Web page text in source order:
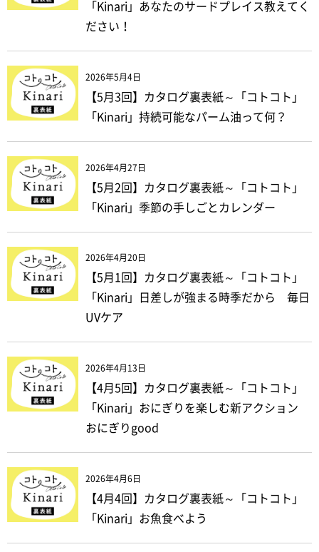
「Kinari」あなたのサードプレイス教えてく
ださい！
2026年5月4日
【5月3回】カタログ裏表紙～「コトコト」
「Kinari」持続可能なパーム油って何？
2026年4月27日
【5月2回】カタログ裏表紙～「コトコト」
「Kinari」季節の手しごとカレンダー
2026年4月20日
【5月1回】カタログ裏表紙～「コトコト」
「Kinari」日差しが強まる時季だから 毎日
UVケア
2026年4月13日
【4月5回】カタログ裏表紙～「コトコト」
「Kinari」おにぎりを楽しむ新アクション
おにぎりgood
2026年4月6日
【4月4回】カタログ裏表紙～「コトコト」
「Kinari」お魚食べよう